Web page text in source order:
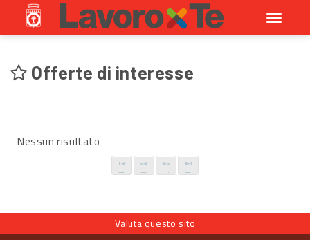
Toggle
Offerte di interesse
Nessun risultato
Valuta questo sito